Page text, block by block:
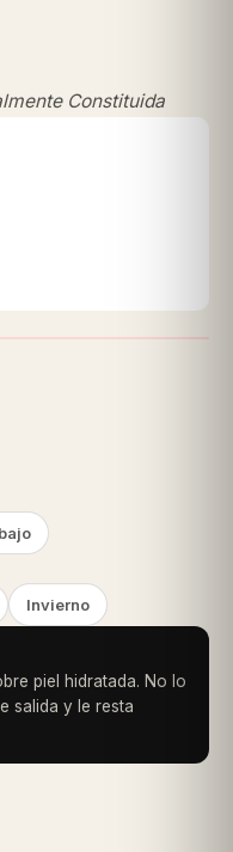
Constituida
Invierno
piel hidratada. No lo
salida y le resta